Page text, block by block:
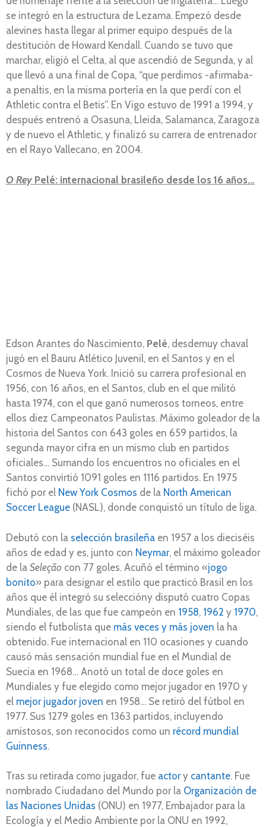
se integró en la estructura de Lezama. Empezó desde
alevines hasta llegar al primer equipo después de la
destitución de Howard Kendall. Cuando se tuvo que
marchar, eligió el Celta, al que ascendió de Segunda, y al
que llevó a una final de Copa, “que perdimos -afirmaba-
a penaltis, en la misma portería en la que perdí con el
Athletic contra el Betis”. En Vigo estuvo de 1991 a 1994, y
después entrenó a Osasuna, Lleida, Salamanca, Zaragoza
y de nuevo el Athletic, y finalizó su carrera de entrenador
en el Rayo Vallecano, en 2004.
O Rey Pelé: internacional brasileño desde los 16 años…
Edson Arantes do Nascimiento, Pelé, desdemuy chaval
jugó en el Bauru Atlético Juvenil, en el Santos y en el
Cosmos de Nueva York. Inició su carrera profesional en
1956, con 16 años, en el Santos, club en el que militó
hasta 1974, con el que ganó numerosos torneos, entre
ellos diez Campeonatos Paulistas. Máximo goleador de la
historia del Santos con 643 goles en 659 partidos, la
segunda mayor cifra en un mismo club en partidos
oficiales… Sumando los encuentros no oficiales en el
Santos convirtió 1091 goles en 1116 partidos.​ En 1975
fichó por el New York Cosmos de la North American
Soccer League (NASL), donde conquistó un título de liga.
Debutó con la selección brasileña en 1957 a los dieciséis
años de edad y es, junto con Neymar, el máximo goleador
de la Seleção con 77 goles. Acuñó el término «jogo
bonito» para designar el estilo que practicó Brasil en los
años que él integró su seleccióny disputó cuatro Copas
Mundiales, de las que fue campeón en 1958, 1962 y 1970,
siendo el futbolista que más veces y más joven la ha
obtenido. Fue internacional en 110 ocasiones y cuando
causó más sensación mundial fue en el Mundial de
Suecia en 1968… Anotó un total de doce goles en
Mundiales​ y fue elegido como mejor jugador en 1970 y
el mejor jugador joven en 1958…​ Se retiró del fútbol en
1977. Sus 1279 goles en 1363 partidos, incluyendo
amistosos, son reconocidos como un récord mundial
Guinness.
Tras su retirada como jugador, fue actory cantante.​ Fue
nombrado Ciudadano del Mundo por la Organización de
las Naciones Unidas (ONU) en 1977, Embajador para la
Ecología y el Medio Ambiente por la ONU en 1992,